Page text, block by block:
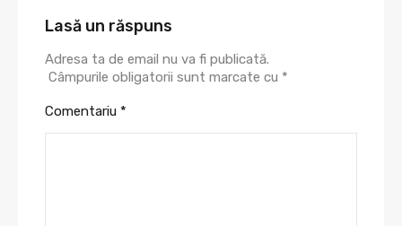
Lasă un răspuns
Adresa ta de email nu va fi publicată.
Câmpurile obligatorii sunt marcate cu *
Comentariu *